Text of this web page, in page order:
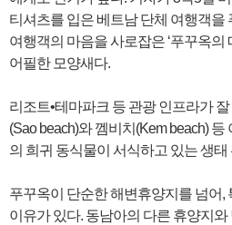
티셔츠를 입은 베트남 단체 여행객을
여행객의 마음을 사로잡은 ‘푸꾸옥의
어필한 모양새다.
리조트•테마파크 등 관광 인프라가
(Sao beach)와 껨비치(Kem beach)
의 희귀 동식물이 서식하고 있는 생
푸꾸옥이 단순한 해변휴양지를 넘어,
이유가 있다. 동남아의 다른 휴양지와